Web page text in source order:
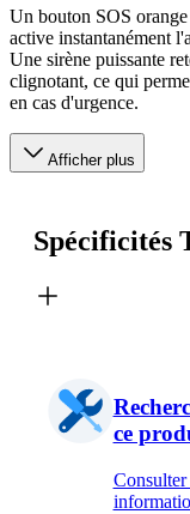
Un bouton SOS
active instantanément
Une sirène puissante
clignotant, ce qui
en cas d'urgence.
Afficher plus
Spécificités
ce